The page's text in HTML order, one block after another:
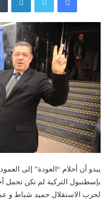
يبدو أن أحلام “العودة” إلى
بإسطنبول التركية لم تكن تحمل
لحزب الاستقلال حميد شباط و